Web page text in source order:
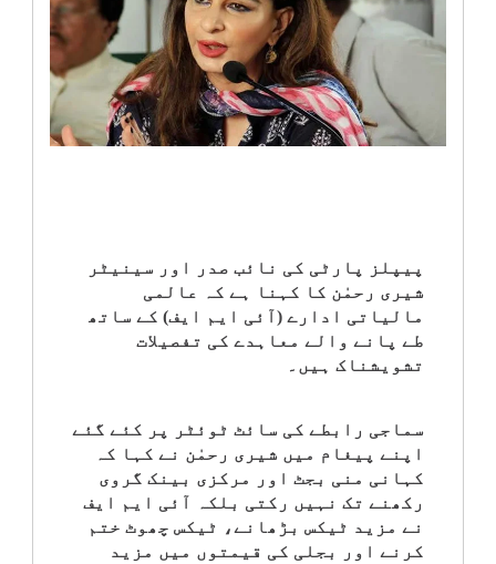
انٹرٹینمنٹ
صحت
کھیل
‎کرائم
سیاست
قومی
کلام
پیپلز پارٹی کی نائب صدر اور سینیٹر
شیری رحمٰن کا کہنا ہے کہ عالمی
مالیاتی ادارے (آئی ایم ایف) کے ساتھ
طے پانے والے معاہدے کی تفصیلات
تشویشناک ہیں۔
سماجی رابطے کی سائٹ ٹوئٹر پر کئے گئے
اپنے پیغام میں شیری رحمٰن نے کہا کہ
کہانی منی بجٹ اور مرکزی بینک گروی
رکھنے تک نہیں رکتی بلکہ آئی ایم ایف
نے مزید ٹیکس بڑھانے، ٹیکس چھوٹ ختم
کرنے اور بجلی کی قیمتوں میں مزید